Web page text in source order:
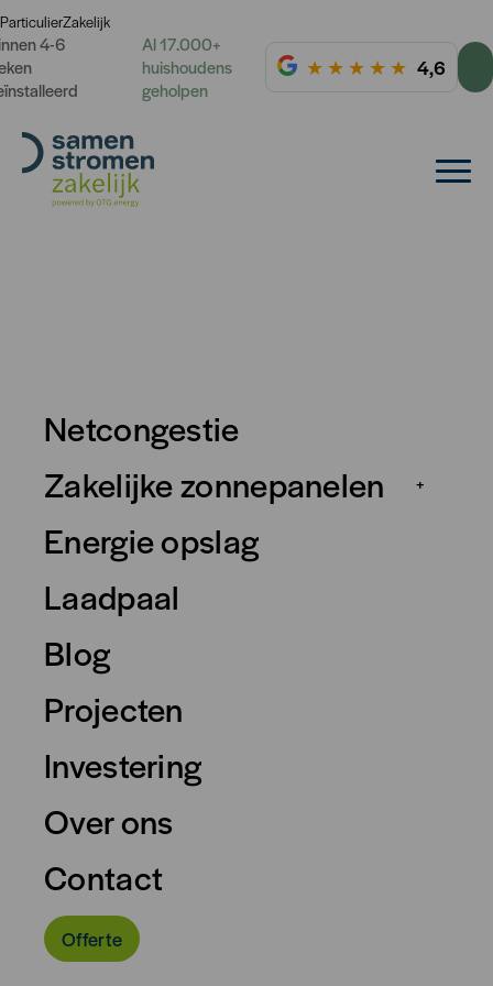
ParticulierZakelijk
4-6
Al 17.000+
huishoudens
geholpen
★ ★ ★ ★ ★ 4,6
Netcongestie
Zakelijke zonnepanelen
+
Energie opslag
Laadpaal
Blog
Projecten
Investering
Over ons
Contact
Offerte